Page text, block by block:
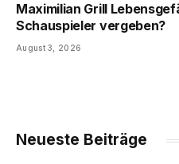
Maximilian Grill
Schauspieler vergeben?
August 3, 2026
Neueste Beiträge